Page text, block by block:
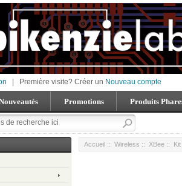
Première visite? Créer un Nouveau compte
Promotions Produits
Accueil :: Wireless :: XBee :: Kit